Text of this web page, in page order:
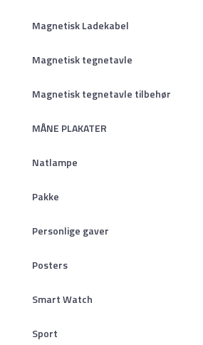
Magnetisk Ladekabel
Magnetisk tegnetavle
Magnetisk tegnetavle tilbehør
MÅNE PLAKATER
Natlampe
Pakke
Personlige gaver
Posters
Smart Watch
Sport